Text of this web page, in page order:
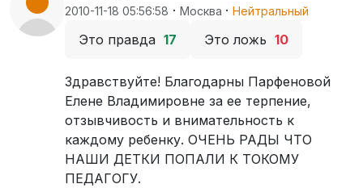
2010-11-18 05:56:58 · Москва · Нейтральный
Это правда 17 Это ложь 10
Здравствуйте! Благодарны Парфеновой
Елене Владимировне за ее терпение,
отзывчивость и внимательность к
каждому ребенку. ОЧЕНЬ РАДЫ ЧТО
НАШИ ДЕТКИ ПОПАЛИ К ТОКОМУ
ПЕДАГОГУ.